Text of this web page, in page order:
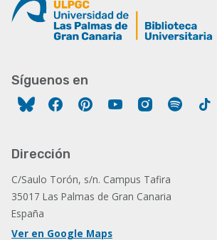
Síguenos en
FacebookPinterestYouTubeInstagram
Spotify
Dirección
C/Saulo Torón, s/n. Campus Tafira
35017 Las Palmas de Gran Canaria
España
Ver en Google Maps